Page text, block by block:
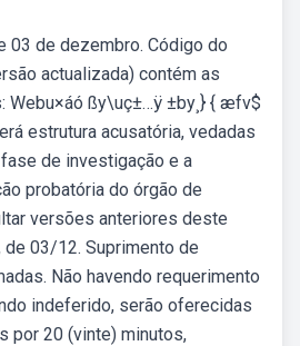
03 de dezembro. Código do
actualizada) contém as
Webu×áó ßy\uç±…ÿ ±by¸} { æfv$
estrutura acusatória, vedadas
de investigação e a
probatória do órgão de
versões anteriores deste
de 03/12. Suprimento de
Não havendo requerimento
indeferido, serão oferecidas
por 20 (vinte) minutos,